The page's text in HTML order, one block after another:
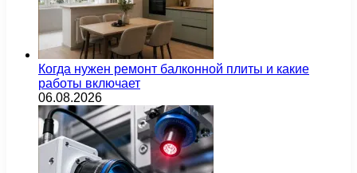
Когда нужен ремонт балконной плиты и какие
работы включает
06.08.2026